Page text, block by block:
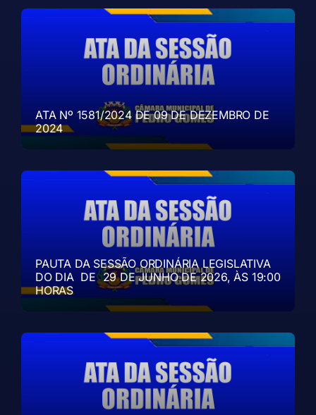
ATA Nº 1581/2024 DE 09 DE DEZEMBRO DE
2024
PAUTA DA SESSÃO ORDINÁRIA LEGISLATIVA
DO DIA DE 29 DE JUNHO DE 2026, ÀS 19:00
HORAS